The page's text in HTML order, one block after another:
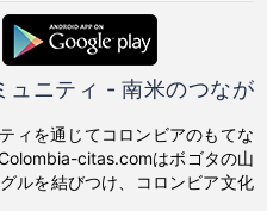
ュニティ - 南米のつなが
ィを通じてコロンビアのもてな
citas.comはボゴタの山
ルを結びつけ、コロンビア文化